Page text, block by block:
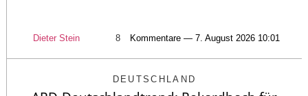
Dieter Stein 8 Kommentare — 7. August 2026 10:01
DEUTSCHLAND